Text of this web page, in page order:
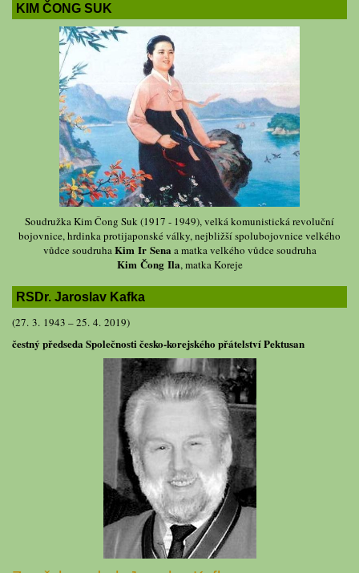
KIM ČONG SUK
Soudružka Kim Čong Suk (1917 - 1949), velká komunistická revoluční
bojovnice, hrdinka protijaponské války, nejbližší spolubojovnice velkého
vůdce soudruhaKim Ir Sena a matka velkého vůdce soudruha
Kim Čong Ila, matka Koreje
RSDr. Jaroslav Kafka
(27. 3. 1943 – 25. 4. 2019)
čestný předseda Společnosti česko-korejského přátelství Pektusan